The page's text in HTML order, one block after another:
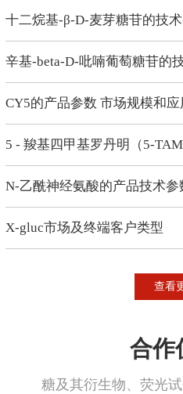
十二烷基-β-D-麦芽糖苷的技
辛基-beta-D-吡喃葡萄糖苷的
CY5的产品参数 市场规模和应
5 - 羧基四甲基罗丹明（5-
N-乙酰神经氨酸的产品技术
X-gluc市场及终端客户类型
查看
合作
糖及其衍生物、荧光